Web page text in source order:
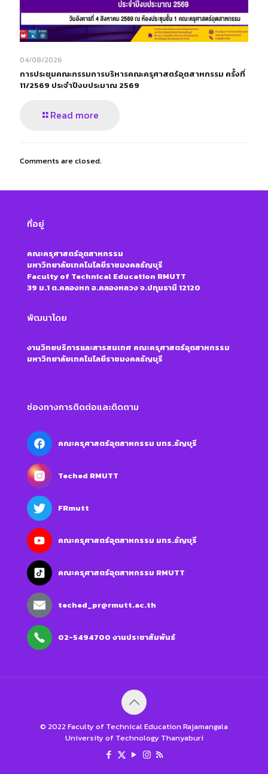
04/08/2026
การประชุมคณะกรรมการบริหารคณะครุศาสตร์อุตสาหกรรม ครั้งที่
11/2569 ประจำปีงบประมาณ 2569
Read more
Comments are closed.
ที่อยู่
คณะครุศาสตร์อุตสาหกรรม
มหาวิทยาลัยเทคโนโลยีราชมงคลธัญบุรี
Faculty of Technical Education RMUTT
39 ม.1 ต.คลองหก อ.คลองหลวง จ.ปทุมธานี 12120
พัฒนาโดย
งานวิทยบริการและสารสนเทศ คณะครุศาสตร์อุตสาหกรรม
มหาวิทยาลัยเทคโนโลยีราชมงคลธัญบุรี
ช่องทางการติดต่อและติดตาม
คณะครุศาสตร์อุตสาหกรรม มทร.ธัญบุรี
Teched RMUTT
FRmutt
คณะครุศาสตร์อุตสาหกรรม มทร.ธัญบุรี
คณะครุศาสตร์อุตสาหกรรม RMUTT
teched_pr@rmutt.ac.th
02-5494700 งานประชาสัมพันธ์
© 2022 Faculty of Technical Education Rajamangala
University of Technology Thanyaburi